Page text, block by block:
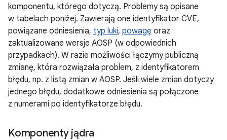
komponentu, którego dotyczą. Problemy są opisane
w tabelach poniżej. Zawierają one identyfikator CVE,
powiązane odniesienia, typ luki, powagę oraz
zaktualizowane wersje AOSP (w odpowiednich
przypadkach). W razie możliwości łączymy publiczną
zmianę, która rozwiązała problem, z identyfikatorem
błędu, np. z listą zmian w AOSP. Jeśli wiele zmian dotyczy
jednego błędu, dodatkowe odniesienia są połączone
z numerami po identyfikatorze błędu.
Komponenty jądra